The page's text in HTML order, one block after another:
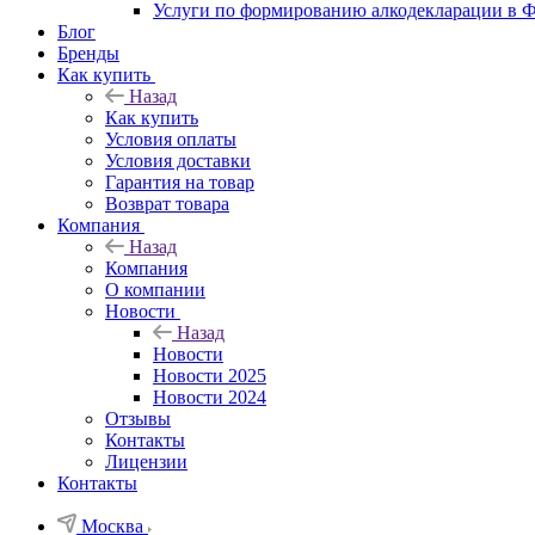
Услуги по формированию алкодекларации в
Блог
Бренды
Как купить
Назад
Как купить
Условия оплаты
Условия доставки
Гарантия на товар
Возврат товара
Компания
Назад
Компания
О компании
Новости
Назад
Новости
Новости 2025
Новости 2024
Отзывы
Контакты
Лицензии
Контакты
Москва